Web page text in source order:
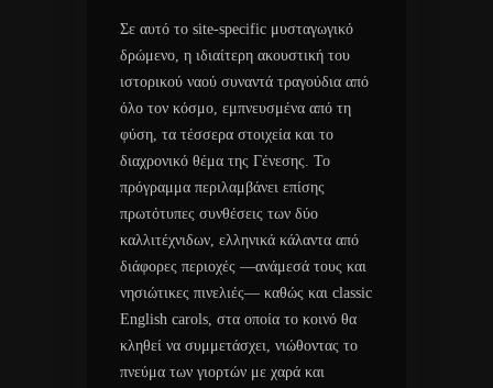
Σε αυτό το site-specific μυσταγωγικό
δρώμενο, η ιδιαίτερη ακουστική του
ιστορικού ναού συναντά τραγούδια από
όλο τον κόσμο, εμπνευσμένα από τη
φύση, τα τέσσερα στοιχεία και το
διαχρονικό θέμα της Γένεσης. Το
πρόγραμμα περιλαμβάνει επίσης
πρωτότυπες συνθέσεις των δύο
καλλιτέχνιδων, ελληνικά κάλαντα από
διάφορες περιοχές —ανάμεσά τους και
νησιώτικες πινελιές— καθώς και classic
English carols, στα οποία το κοινό θα
κληθεί να συμμετάσχει, νιώθοντας το
πνεύμα των γιορτών με χαρά και